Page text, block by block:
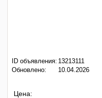
ID объявления: 13213111
Обновлено:
10.04.2026
Цена: